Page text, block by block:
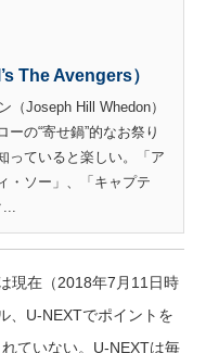
The Avengers）
（Joseph Hill Whedon）
の“寄せ鍋”的なお祭り
っていると楽しい。「ア
・ソー」、「キャプテ
現在（2018年7月11日時
、U-NEXTでポイントを
ていない。U-NEXTは毎